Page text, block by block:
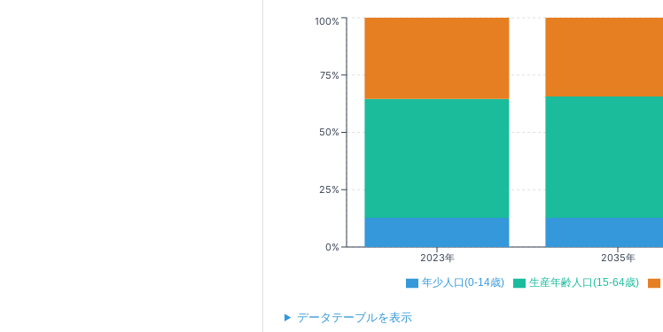
2023年 2035年
0%
25%
50%
75%
100%
年少人口(0-14歳) 生産年齢人口(15-64歳)
データテーブルを表示